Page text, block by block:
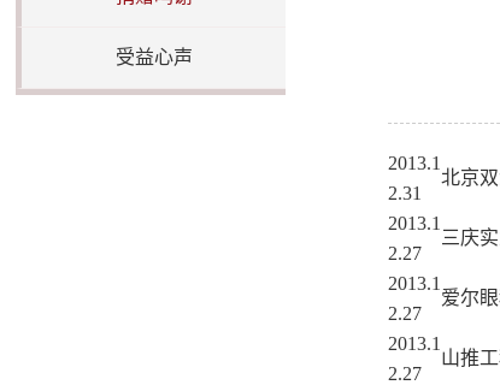
受益心声
2013.1
2.31
北京
2013.1
2.27
三庆
2013.1
2.27
爱尔
2013.1
2.27
山推